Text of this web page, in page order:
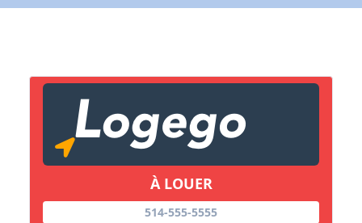
À LOUER
514-555-5555
X Fermer
Lien vers inscription (sera inclus dans courriel)
Copier lien